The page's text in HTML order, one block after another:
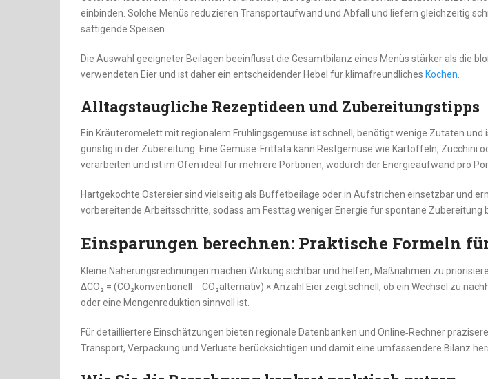
einbinden. Solche Menüs reduzieren Transportaufwand und Abfall und liefern gleichzeitig
sättigende Speisen.
Die Auswahl geeigneter Beilagen beeinflusst die Gesamtbilanz eines Menüs stärker als die
verwendeten Eier und ist daher ein entscheidender Hebel für klimafreundliches Kochen
Alltagstaugliche Rezeptideen und Zubereitungstipps
Ein Kräuteromelett mit regionalem Frühlingsgemüse ist schnell, benötigt wenige Zutaten und
günstig in der Zubereitung. Eine Gemüse‑Frittata kann Restgemüse wie Kartoffeln, Zucchini
verarbeiten und ist im Ofen ideal für mehrere Portionen, wodurch der Energieaufwand pro
Hartgekochte Ostereier sind vielseitig als Buffetbeilage oder in Aufstrichen einsetzbar und
vorbereitende Arbeitsschritte, sodass am Festtag weniger Energie für spontane Zubereitung
Einsparungen berechnen: Praktische Formeln
Kleine Näherungsrechnungen machen Wirkung sichtbar und helfen, Maßnahmen zu
ΔCO₂ = (CO₂konventionell − CO₂alternativ) × Anzahl Eier zeigt schnell, ob ein Wechsel zu
oder eine Mengenreduktion sinnvoll ist.
Für detailliertere Einschätzungen bieten regionale Datenbanken und Online‑Rechner
Transport, Verpackung und Verluste berücksichtigen und damit eine umfassendere Bilanz